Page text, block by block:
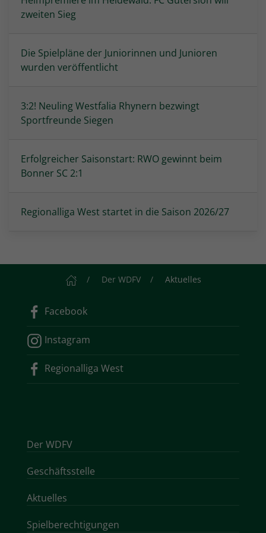
zweiten Sieg
Die Spielpläne der Juniorinnen und Junioren
wurden veröffentlicht
3:2! Neuling Westfalia Rhynern bezwingt
Sportfreunde Siegen
Erfolgreicher Saisonstart: RWO gewinnt beim
Bonner SC 2:1
Regionalliga West startet in die Saison 2026/27
StartseiteDer WDFV Aktuelles
Facebook
Instagram
Regionalliga West
Der WDFV
Geschäftsstelle
Aktuelles
Spielberechtigungen